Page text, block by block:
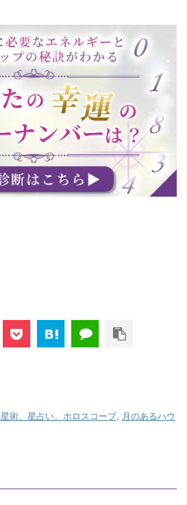
術、星占い、ホロスコープ, 月のあるハウ